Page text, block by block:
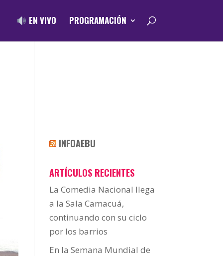
EN VIVO PROGRAMACIÓN
INFOAEBU
ARTÍCULOS RECIENTES
La Comedia Nacional llega
a la Sala Camacuá,
continuando con su ciclo
por los barrios
En la Semana Mundial de